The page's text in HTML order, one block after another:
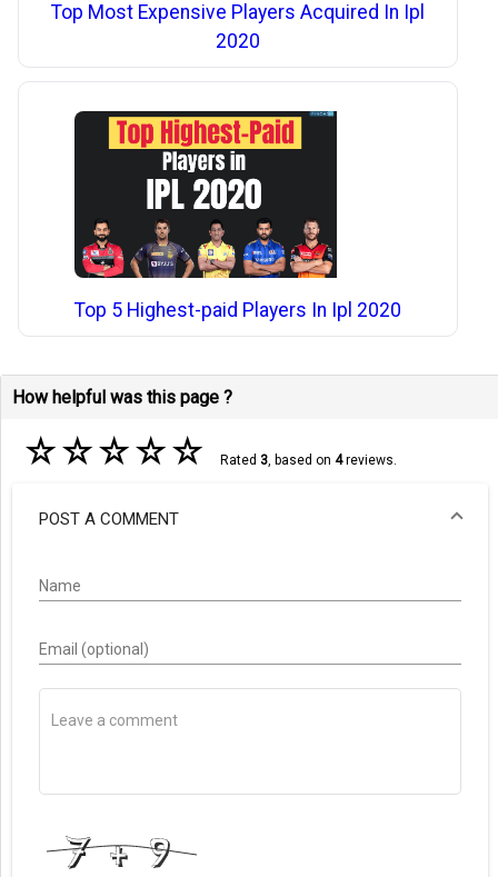
Top Most Expensive Players Acquired In Ipl
2020
Top 5 Highest-paid Players In Ipl 2020
How helpful was this page ?
☆☆☆☆☆ Rated 3, based on 4reviews.
POST A COMMENT
Name
Email (optional)